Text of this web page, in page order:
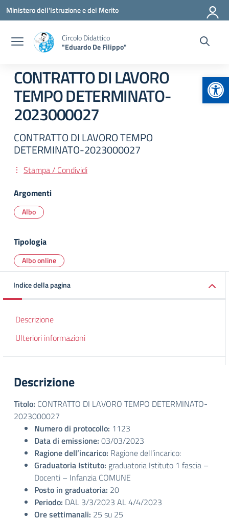
Vai ai contenuti
Vai al menu di navigazione
Vai al footer
Ministero dell'Istruzione e del Merito
Circolo Didattico
"Eduardo De Filippo"
CONTRATTO DI LAVORO
TEMPO DETERMINATO-
2023000027
CONTRATTO DI LAVORO TEMPO
DETERMINATO-2023000027
Stampa / Condividi
Argomenti
Albo
Tipologia
Albo online
Indice della pagina
Descrizione
Ulteriori informazioni
Descrizione
Titolo: CONTRATTO DI LAVORO TEMPO DETERMINATO-
2023000027
Numero di protocollo: 1123
Data di emissione: 03/03/2023
Ragione dell’incarico: Ragione dell’incarico:
Graduatoria Istituto: graduatoria Istituto 1 fascia –
Docenti – Infanzia COMUNE
Posto in graduatoria: 20
Periodo: DAL 3/3/2023 AL 4/4/2023
Ore settimanali: 25 su 25